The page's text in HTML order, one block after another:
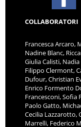
COLLABORATORI
Francesca Arcaro,
Nadine Blanc,
Giulia Calisti,
Filippo Clermont,
Dufour, Christian
Enrico Formento
Francesconi, Sofia
Paolo Gatto,
Cecilia Lazzarotto,
Marrelli, Federico